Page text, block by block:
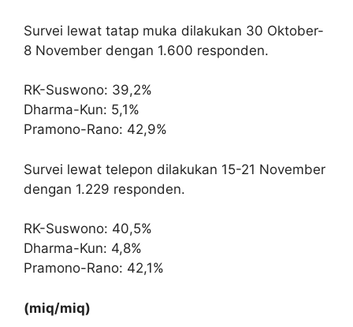
Survei lewat tatap muka dilakukan 30 Oktober-
8 November dengan 1.600 responden.
RK-Suswono: 39,2%
Dharma-Kun: 5,1%
Pramono-Rano: 42,9%
Survei lewat telepon dilakukan 15-21 November
dengan 1.229 responden.
RK-Suswono: 40,5%
Dharma-Kun: 4,8%
Pramono-Rano: 42,1%
(miq/miq)